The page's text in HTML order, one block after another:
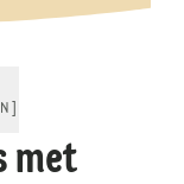
0.0. Click to rate.
met